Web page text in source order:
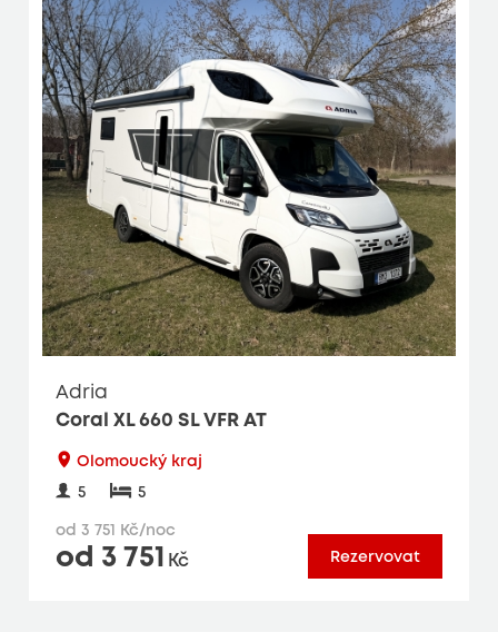
Adria
Coral XL 660 SL VFR AT
Olomoucký kraj
5 5
od 3 751 Kč/noc
od 3 751 Kč Rezervovat